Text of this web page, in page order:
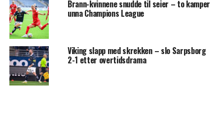
Brann-kvinnene snudde til seier – to kamper
unna Champions League
Viking slapp med skrekken – slo Sarpsborg
2-1 etter overtidsdrama